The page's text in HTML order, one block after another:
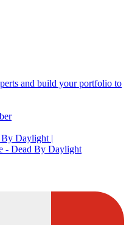
and build your portfolio to
By Daylight |
- Dead By Daylight